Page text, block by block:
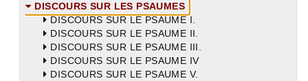
DISCOURS SUR LES PSAUMES
DISCOURS SUR LE PSAUME I.
DISCOURS SUR LE PSAUME II.
DISCOURS SUR LE PSAUME III.
DISCOURS SUR LE PSAUME IV
DISCOURS SUR LE PSAUME V.